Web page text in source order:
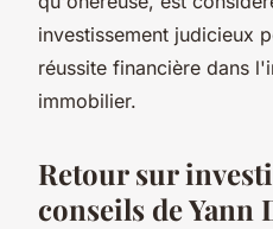
investissement judicieux
réussite financière dans
immobilier.
Retour sur
conseils de Yann